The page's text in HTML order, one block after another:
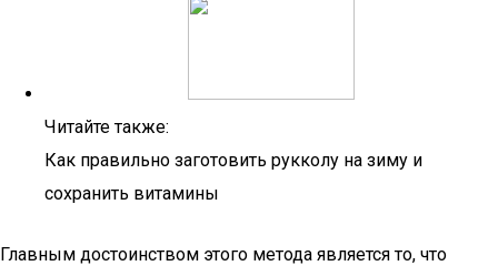
Читайте также:
Как правильно заготовить рукколу на зиму и
сохранить витамины
Главным достоинством этого метода является то, что